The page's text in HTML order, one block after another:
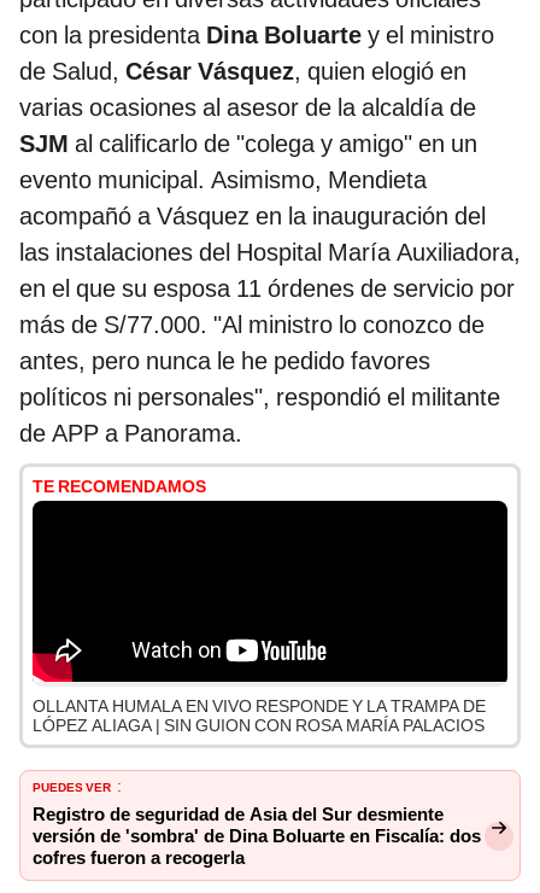
con la presidenta Dina Boluarte y el ministro
de Salud, César Vásquez, quien elogió en
varias ocasiones al asesor de la alcaldía de
SJM al calificarlo de "colega y amigo" en un
evento municipal. Asimismo, Mendieta
acompañó a Vásquez en la inauguración del
las instalaciones del Hospital María Auxiliadora,
en el que su esposa 11 órdenes de servicio por
más de S/77.000. "Al ministro lo conozco de
antes, pero nunca le he pedido favores
políticos ni personales", respondió el militante
de APP a Panorama.
TE RECOMENDAMOS
OLLANTA HUMALA EN VIVO RESPONDE Y LA TRAMPA DE
LÓPEZ ALIAGA | SIN GUION CON ROSA MARÍA PALACIOS
PUEDES VER :
Registro de seguridad de Asia del Sur desmiente
versión de 'sombra' de Dina Boluarte en Fiscalía: dos
cofres fueron a recogerla